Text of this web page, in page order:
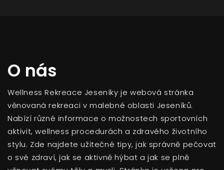
O nás
Wellness Rekreace Jeseníky je webová stránka
věnovaná rekreaci v malebné oblasti Jeseníků.
Nabízí různé informace o možnostech sportovních
aktivit, wellness procedurách a zdravého životního
stylu. Zde najdete užitečné tipy, jak správně pečovat
o své zdraví, jak se aktivně hýbat a jak se plně